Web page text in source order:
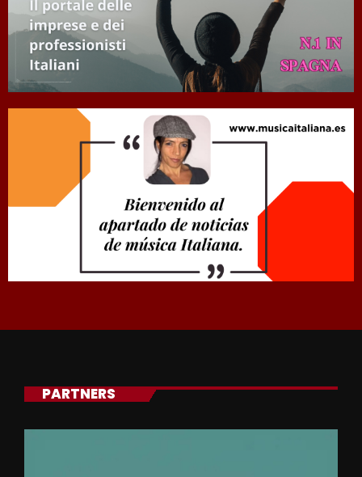
PARTNERS